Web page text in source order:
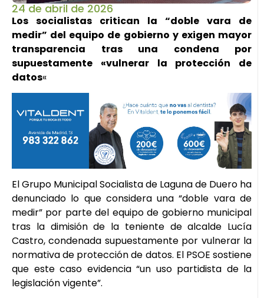
24 de abril de 2026
Los socialistas critican la “doble vara de
medir” del equipo de gobierno y exigen mayor
transparencia tras una condena por
supuestamente «vulnerar la protección de
datos«
El Grupo Municipal Socialista de Laguna de Duero ha
denunciado lo que considera una “doble vara de
medir” por parte del equipo de gobierno municipal
tras la dimisión de la teniente de alcalde Lucía
Castro, condenada supuestamente por vulnerar la
normativa de protección de datos. El PSOE sostiene
que este caso evidencia “un uso partidista de la
legislación vigente”.